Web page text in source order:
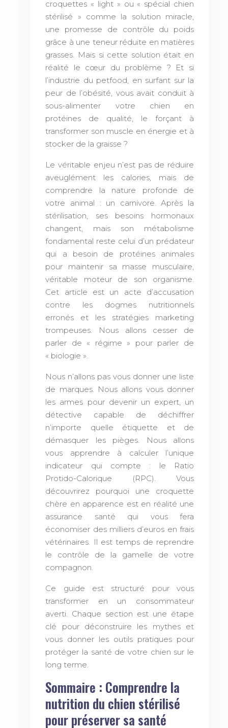
croquettes « light » ou « spécial chien
stérilisé » comme la solution miracle,
une promesse de contrôle du poids
grâce à une teneur réduite en matières
grasses. Mais si cette solution était en
réalité le cœur du problème ? Et si
l’industrie du petfood, en surfant sur la
peur de l’obésité, vous avait conduit à
sous-alimenter votre chien en
protéines de qualité, le forçant à
transformer son muscle en énergie et à
stocker de la graisse ?
Le véritable enjeu n’est pas de réduire
aveuglément les calories, mais de
comprendre la nature profonde de
votre animal : un carnivore. Après la
stérilisation, ses besoins hormonaux
changent, mais son métabolisme
fondamental reste celui d’un prédateur
qui a besoin de protéines animales
pour maintenir sa masse musculaire,
véritable moteur de son organisme.
Cet article est un acte d’accusation
contre les dogmes nutritionnels
erronés et les stratégies marketing
trompeuses. Nous allons cesser de
parler de « régime » pour parler de
« biologie ».
Nous n’allons pas vous donner une liste
de marques. Nous allons vous donner
les armes pour devenir un expert, un
détective capable de déchiffrer
n’importe quelle étiquette et de
démasquer les pièges. Nous allons
vous apprendre à calculer l’unique
indicateur qui compte : le Ratio
Protido-Calorique (RPC). Vous
découvrirez pourquoi une croquette
chère en apparence est en réalité une
assurance santé qui vous fera
économiser des milliers d’euros en frais
vétérinaires. Il est temps de reprendre
le contrôle de la gamelle de votre
compagnon.
Ce guide est structuré pour vous
transformer en un consommateur
averti. Chaque section est une étape
clé pour déconstruire les mythes et
vous donner les outils pratiques pour
protéger la santé de votre chien sur le
long terme.
Sommaire : Comprendre la
nutrition du chien stérilisé
pour préserver sa santé